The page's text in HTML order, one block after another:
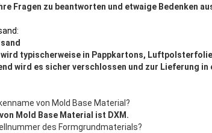
Fragen zu beantworten und etwaige Bedenken
typischerweise in Pappkartons,
wird es sicher verschlossen und zur Lieferung in
von Mold Base Material?
Mold Base Material ist DXM.
des Formgrundmaterials?